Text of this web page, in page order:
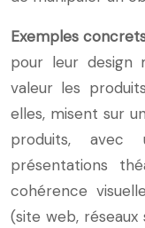
Exemples
pour leur design
valeur les
elles, misent sur
produits,
présentations
cohérence
(site web, réseaux